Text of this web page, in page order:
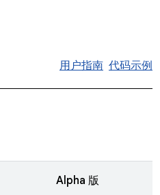
用户指南 代码示例
Alpha 版